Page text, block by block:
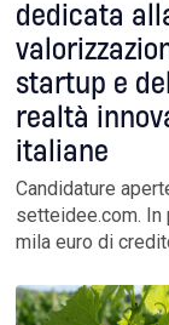
dedicata
startup e
realtà
italiane
Candidature
setteidee.com. In
mila euro di
vincitrici. Pitch